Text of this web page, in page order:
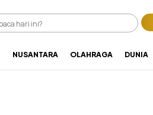
NUSANTARA OLAHRAGA DUNIA